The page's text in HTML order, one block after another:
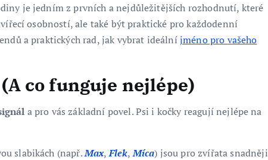
je jedním z prvních a nejdůležitějších rozhodnutí, které
osobností, ale také být praktické pro každodenní
a praktických rad, jak vybrat ideálníjméno pro vašeho
co funguje nejlépe)
a pro vás základní povel. Psi i kočky reagují nejlépe na
slabikách (např.Max,Flek,Míca) jsou pro zvířata snadněji